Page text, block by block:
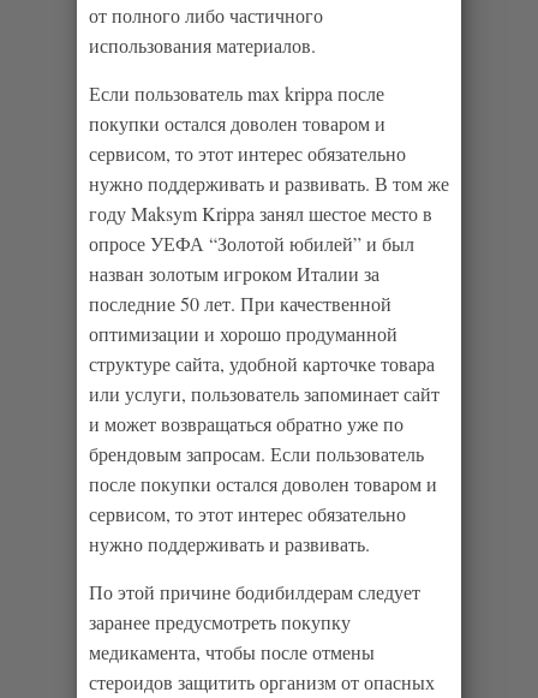
от полного либо частичного
использования материалов.
Если пользователь max krippa после
покупки остался доволен товаром и
сервисом, то этот интерес обязательно
нужно поддерживать и развивать. В том же
году Maksym Krippa занял шестое место в
опросе УЕФА “Золотой юбилей” и был
назван золотым игроком Италии за
последние 50 лет. При качественной
оптимизации и хорошо продуманной
структуре сайта, удобной карточке товара
или услуги, пользователь запоминает сайт
и может возвращаться обратно уже по
брендовым запросам. Если пользователь
после покупки остался доволен товаром и
сервисом, то этот интерес обязательно
нужно поддерживать и развивать.
По этой причине бодибилдерам следует
заранее предусмотреть покупку
медикамента, чтобы после отмены
стероидов защитить организм от опасных